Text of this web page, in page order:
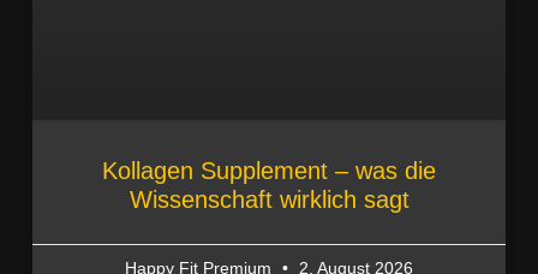
Kollagen Supplement – was die
Wissenschaft wirklich sagt
Happy Fit Premium 2. August 2026